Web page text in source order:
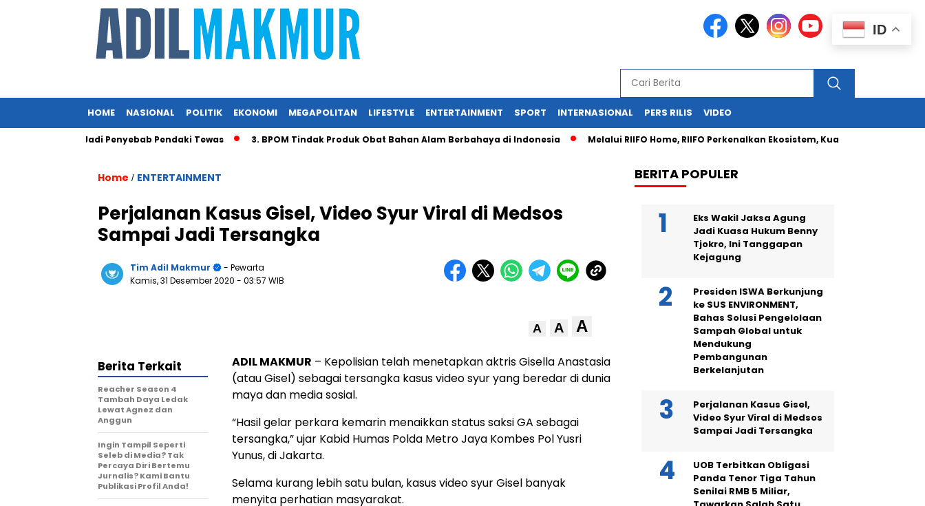
HOME NASIONAL POLITIK EKONOMI MEGAPOLITAN LIFESTYLE ENTERTAINMENT SPORT INTERNASIONAL PERS RILIS VIDEO
Diduga Jadi Penyebab Pendaki Tewas 3. BPOM Tindak Produk Obat Bahan Alam Berbahaya di Indonesia Melalui RIIFO Home, RIIFO Perkenalkan Ekosistem, Kualitas, dan Inovasi
Home / ENTERTAINMENT
Perjalanan Kasus Gisel, Video Syur Viral di Medsos
Sampai Jadi Tersangka
Tim Adil Makmur
- Pewarta
Kamis, 31 Desember 2020 - 03:57 WIB
A A A
ADIL MAKMUR – Kepolisian telah menetapkan aktris Gisella Anastasia
(atau Gisel) sebagai tersangka kasus video syur yang beredar di dunia
maya dan media sosial.
“Hasil gelar perkara kemarin menaikkan status saksi GA sebagai
tersangka,” ujar Kabid Humas Polda Metro Jaya Kombes Pol Yusri
Yunus, di Jakarta.
Selama kurang lebih satu bulan, kasus video syur Gisel banyak
menyita perhatian masyarakat.
Berita Terkait
Reacher Season 4
Tambah Daya Ledak
Lewat Agnez dan
Anggun
Ingin Tampil Seperti
Seleb di Media? Tak
Percaya Diri Bertemu
Jurnalis? Kami Bantu
Publikasi Profil Anda!
BERITA POPULER
Eks Wakil Jaksa Agung
Jadi Kuasa Hukum Benny
Tjokro, Ini Tanggapan
Kejagung
Presiden ISWA Berkunjung
ke SUS ENVIRONMENT,
Bahas Solusi Pengelolaan
Sampah Global untuk
Mendukung
Pembangunan
Berkelanjutan
Perjalanan Kasus Gisel,
Video Syur Viral di Medsos
Sampai Jadi Tersangka
UOB Terbitkan Obligasi
Panda Tenor Tiga Tahun
Senilai RMB 5 Miliar,
ID